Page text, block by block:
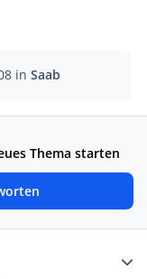
inSaab
Thema starten